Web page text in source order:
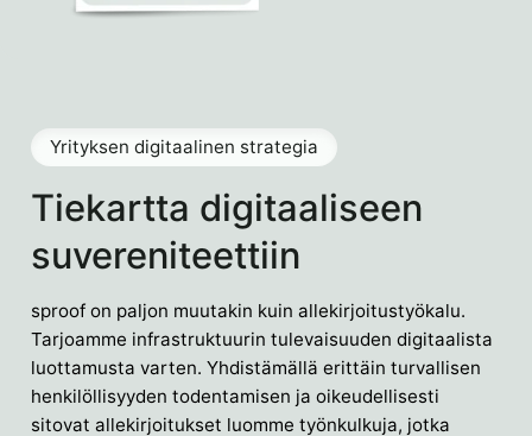
Tiekartta digitaaliseen
suvereniteettiin
Yrityksen digitaalinen strategia
sproof on paljon muutakin kuin allekirjoitustyökalu.
Tarjoamme infrastruktuurin tulevaisuuden digitaalista
luottamusta varten. Yhdistämällä erittäin turvallisen
henkilöllisyyden todentamisen ja oikeudellisesti
sitovat allekirjoitukset luomme työnkulkuja, jotka